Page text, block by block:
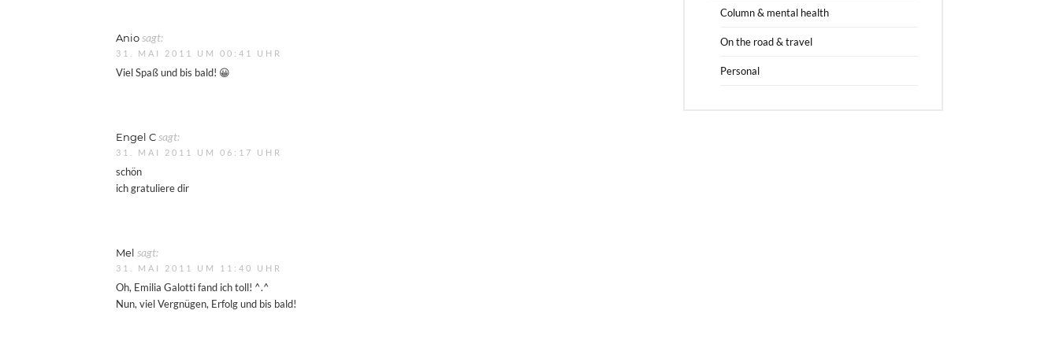
Aniosagt:
31. MAI 2011 UM 00:41 UHR
Viel Spaß und bis bald! 😀
Engel Csagt:
31. MAI 2011 UM 06:17 UHR
schön
ich gratuliere dir
Mel sagt:
31. MAI 2011 UM 11:40 UHR
Oh, Emilia Galotti fand ich toll! ^.^
Nun, viel Vergnügen, Erfolg und bis bald!
Column & mental health
On the road & travel
Personal